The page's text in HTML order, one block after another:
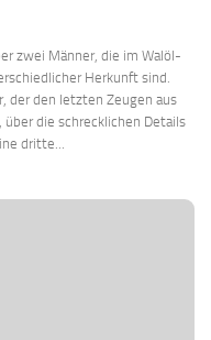
zwei Männer, die im Walöl-
Herkunft sind.
der den letzten Zeugen aus
die schrecklichen Details
dritte...